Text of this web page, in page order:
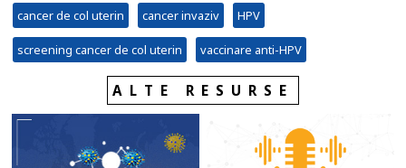
cancer de col uterin cancer invaziv HPV
screening cancer de col uterin vaccinare anti-HPV
ALTE RESURSE